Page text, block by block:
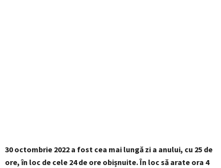
30 octombrie 2022 a fost cea mai lungă zi a anului, cu 25 de
ore, în loc de cele 24 de ore obișnuite. În loc să arate ora 4